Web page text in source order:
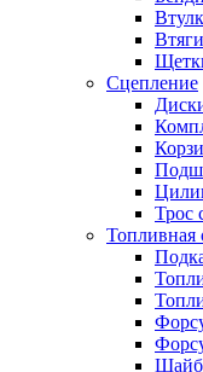
Сцепление
Трос
Топливная